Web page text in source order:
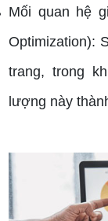
Mối quan hệ
Optimization):
trang, trong
lượng này